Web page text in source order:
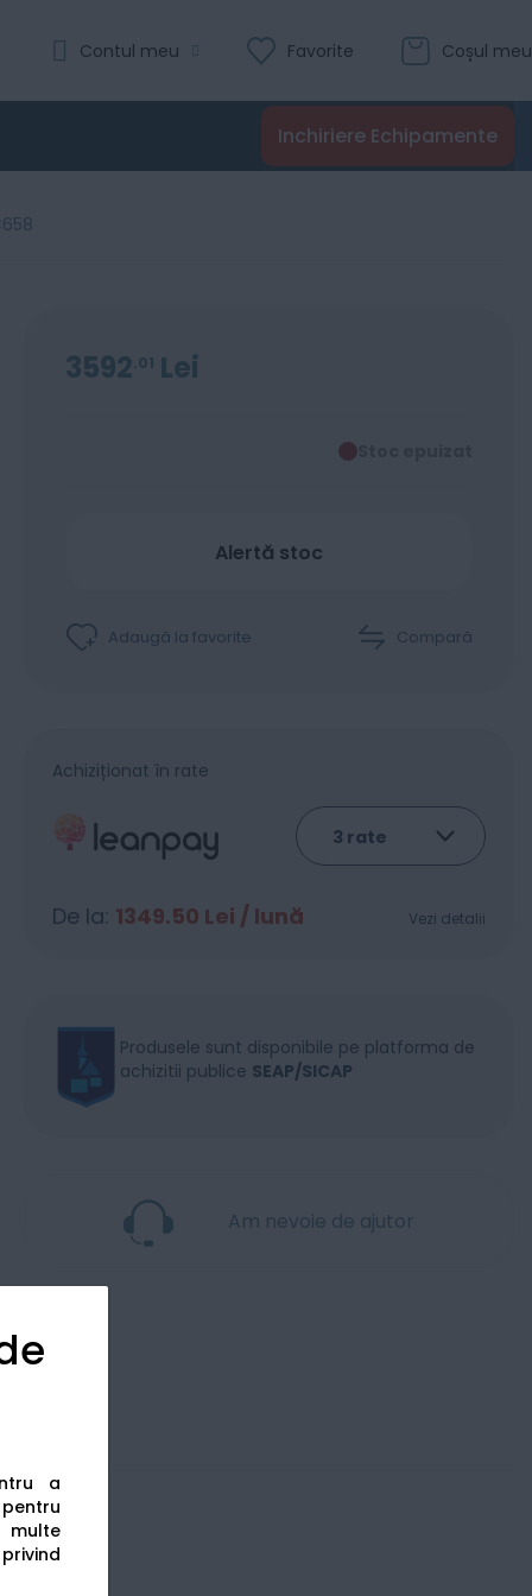
a
multe
Coșul meu
Favorite
Contul meu
Inchiriere Echipamente
3592 01 Lei
Stoc epuizat
Alertă stoc
Adaugă la favorite Compară
Achiziționat în rate
De la: 1349.50 Lei / lună Vezi detalii
Produsele sunt disponibile pe platforma de
achizitii publice SEAP/SICAP
Am nevoie de ajutor